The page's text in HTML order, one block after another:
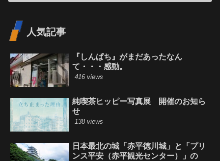
人気記事
『しんぱち』がまだあったなん
て・・・感動。
416 views
純喫茶ヒッピー写真展 開催のお知ら
せ
138 views
日本最北の城「赤平徳川城」と「プリ
ンス平安（赤平観光センター）」の